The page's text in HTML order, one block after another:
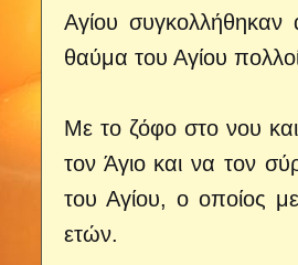
Αγίου
θαύμα του Αγίου
Με το ζόφο στο νου
τον Άγιο και να τον
του Αγίου, ο οποίος
ετών.